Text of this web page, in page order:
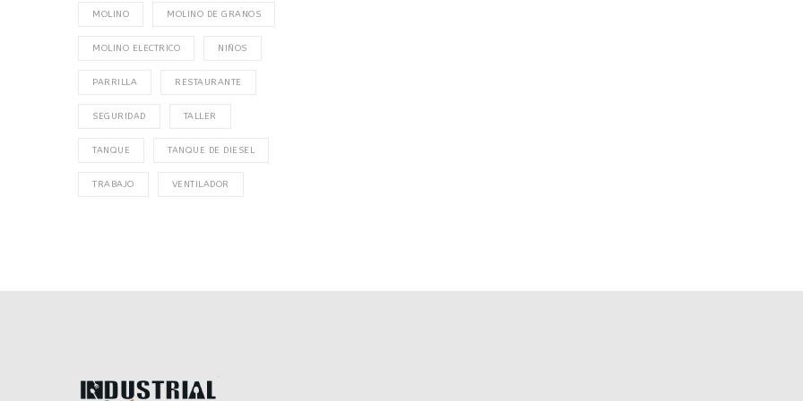
MOLINO MOLINO DE GRANOS
MOLINO ELECTRICO NIÑOS
PARRILLA RESTAURANTE
SEGURIDAD TALLER
TANQUE TANQUE DE DIESEL
TRABAJO VENTILADOR